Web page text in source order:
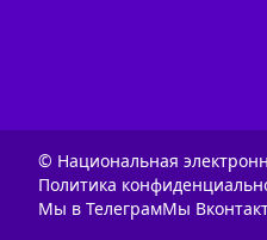
© Национальная
Политика
Мы в ТелеграмМы